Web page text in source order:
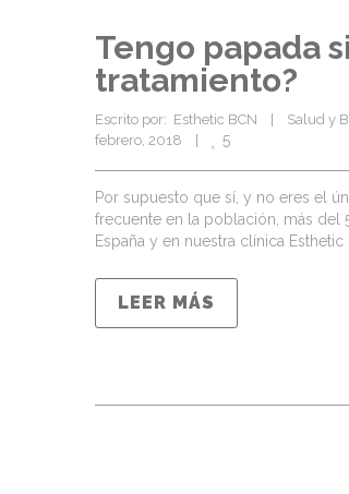
Tengo papada
tratamiento?
Escrito por:  Esthetic BCN    | Salud y
febrero, 2018    |
5
Por supuesto que sí, y no eres el
frecuente en la población, más del
España y en nuestra clínica
LEER MÁS